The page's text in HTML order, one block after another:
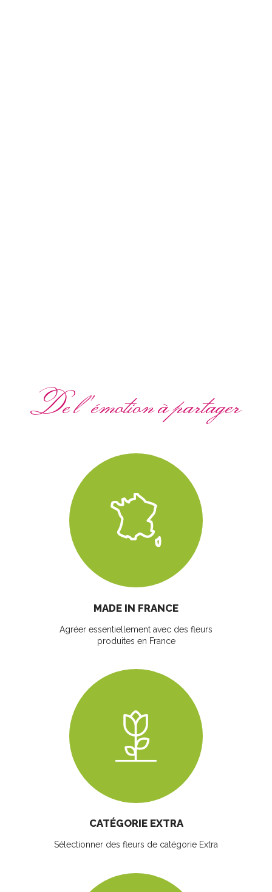
De l'émotion à partager
MADE IN FRANCE
Agréer essentiellement avec des fleurs
produites en France
CATÉGORIE EXTRA
Sélectionner des fleurs de catégorie Extra